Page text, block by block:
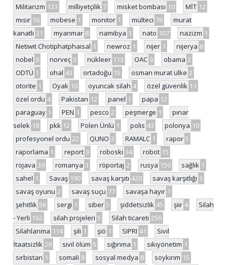
Militarizm 123 milliyetçilik 7 misket bombası 10 MİT 12
mısır 16 mobese 1 monitor 1 mülteci 76
murat
kanatlı 21 myanmar 8 namibya 1 nato 107 nazizm 1
Netiwit Chotiphatphaisal 1 newroz 1 nijer 1 nijerya 8
nobel 9 norveç 3 nükleer 113 OAC 9 obama 2
ODTÜ 1 ohal 43 ortadoğu 15 osman murat ülke 2
otorite 1 Oyak 10 oyuncak silah 4 özel güvenlik 11
özel ordu 4 Pakistan 12 panel 1 papa 12
paraguay 1 PEN 1 pesco 2 peşmerge 1
pınar
selek 18 pkk 12 Polen Ünlü 1 polis 43 polonya 10
profesyonel ordu 22 QUNO 2 RAMALC 1 rapor 5
raporlama 1 report 3 roboski 34 robot 15
rojava 39 romanya 3 röportaj 2 rusya 150 sağlık 1
sahel 1 Savaş 190 savaş karşıtı 420 savaş karşıtlığı 3
savaş oyunu 2 savaş suçu 77 savaşa hayır 1
şehitlik 56 sergi 1 siber 5 şiddetsizlik 45 şiir 4
Silah
- Yerli 162 silah projeleri 5 Silah ticareti 256
Silahlanma 114 şili 1 şiö 1 SIPRI 41
Sivil
İtaatsizlik 29 sivil ölüm 5 sığınma 1 sıkıyönetim 1
sırbistan 1 somali 8 sosyal medya 8 soykırım 15